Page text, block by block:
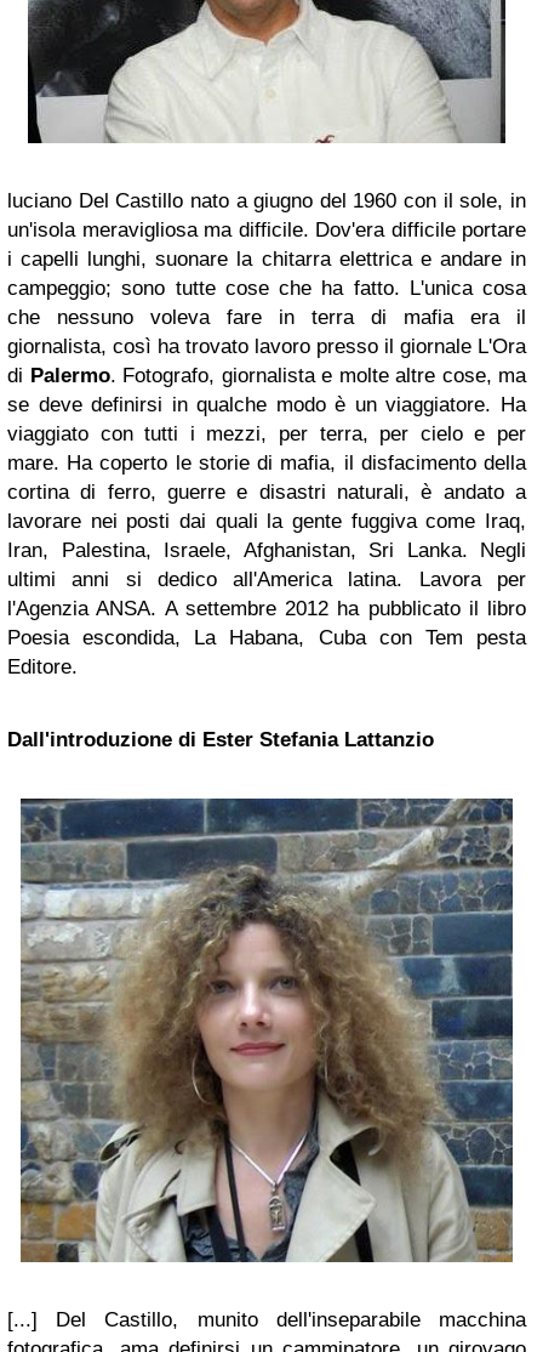
luciano Del Castillo nato a giugno del 1960 con il sole, in
un'isola meravigliosa ma difficile. Dov'era difficile portare
i capelli lunghi, suonare la chitarra elettrica e andare in
campeggio; sono tutte cose che ha fatto. L'unica cosa
che nessuno voleva fare in terra di mafia era il
giornalista, così ha trovato lavoro presso il giornale L'Ora
di Palermo. Fotografo, giornalista e molte altre cose, ma
se deve definirsi in qualche modo è un viaggiatore. Ha
viaggiato con tutti i mezzi, per terra, per cielo e per
mare. Ha coperto le storie di mafia, il disfacimento della
cortina di ferro, guerre e disastri naturali, è andato a
lavorare nei posti dai quali la gente fuggiva come Iraq,
Iran, Palestina, Israele, Afghanistan, Sri Lanka. Negli
ultimi anni si dedico all'America latina. Lavora per
l'Agenzia ANSA. A settembre 2012 ha pubblicato il libro
Poesia escondida, La Habana, Cuba con Tem pesta
Editore.
Dall'introduzione di Ester Stefania Lattanzio
[...] Del Castillo, munito dell'inseparabile macchina